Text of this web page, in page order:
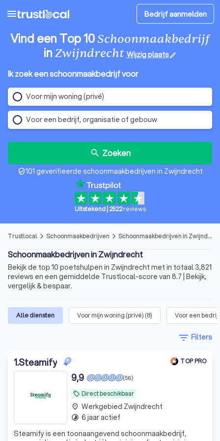
menu Bedrijf aanmelden
Vind een Top 10Schoonmaakbedrijf
inZwijndrecht Wijzig plaatsedit
Ik zoek een schoonmaakbedrijf voor
Voor mijn woning (privé)
Voor een bedrijf, organisatie of gebouw
search Zoeken
verified_user101 geverifieerde schoonmaakbedrijven in Zwijndrecht
Uitstekend| 2522 reviews
Trustlocal arrow_forward_ios Schoonmaakbedrijven arrow_forward_ios Schoonmaakbedrijven in Zwijndrecht
Schoonmaakbedrijven in Zwijndrecht
Bekijk de top 10 poetshulpen in Zwijndrecht met in totaal 3,821
reviews en een gemiddelde Trustlocal-score van 8.7 | Bekijk,
vergelijk & bespaar.
Alle diensten Voor mijn woning (privé) (8) Voor een
filter_list Filters
1.Steamify TOP PRO
local_offer Direct beschikbaar
(56)
9,9
Steamify is een toonaangevend schoonmaakbedrijf,
place Werkgebied Zwijndrecht
timelapse 6 jaar actief